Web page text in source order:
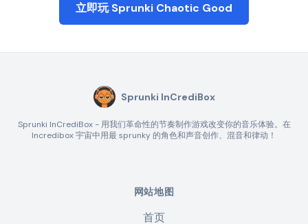
立即玩 Sprunki Chaotic Good
Sprunki InCrediBox
Sprunki InCrediBox - 用我们革命性的节奏制作游戏改变你的音乐体验。在
Incredibox 宇宙中用最 sprunky 的角色和声音创作、混音和律动！
网站地图
首页